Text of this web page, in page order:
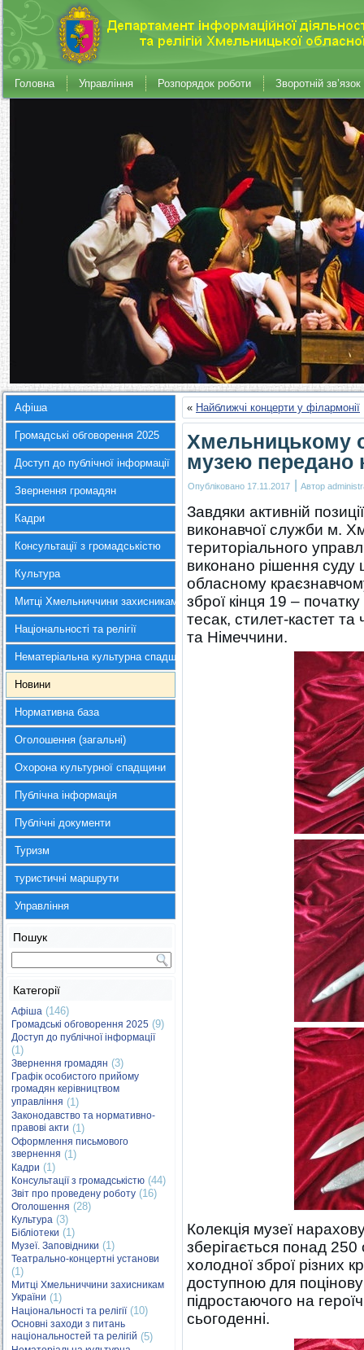
Головна Управління Розпорядок роботи Зворотній зв’язок
Афіша
Громадські обговорення 2025
Доступ до публічної інформації
Звернення громадян
Кадри
Консультації з громадськістю
Культура
Митці Хмельниччини захисникам України
Національності та релігії
Нематеріальна культурна спадщина
Новини
Нормативна база
Оголошення (загальні)
Охорона культурної спадщини
Публічна інформація
Публічні документи
Туризм
туристичні маршрути
Управління
Пошук
Категорії
Афіша (146)
Громадські обговорення 2025 (9)
Доступ до публічної інформації
(1)
Звернення громадян (3)
Графік особистого прийому
громадян керівництвом
управління (1)
Законодавство та нормативно-
правові акти (1)
Оформлення письмового
звернення (1)
Кадри (1)
Консультації з громадськістю (44)
Звіт про проведену роботу (16)
Оголошення (28)
Культура (3)
Бібліотеки (1)
Музеї. Заповідники (1)
Театрально-концертні установи
(1)
Митці Хмельниччини захисникам
України (1)
Національності та релігії(10)
Основні заходи з питань
національностей та релігій (5)
« Найближчі концерти у філармонії
Хмельницькому
музею передано
Опубліковано 17.11.2017 | Автор
Завдяки активній
виконавчої служби м.
територіального
виконано рішення
обласному
зброї кінця 19 –
тесак, стилет-кастет
та Німеччини.
Колекція музеї
зберігається понад 250
холодної зброї різних
доступною для
підростаючого на
сьогоденні.